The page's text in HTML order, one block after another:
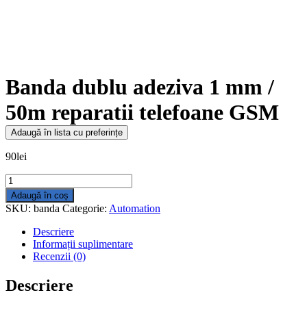
Banda dublu adeziva 1 mm /
50m reparatii telefoane GSM
Adaugă în lista cu preferințe
90lei
Cantitate
Banda
dublu
reparatii
telefoane
Adaugă în coș
SKU: banda Categorie: Automation
Descriere
Informații suplimentare
Recenzii (0)
Descriere